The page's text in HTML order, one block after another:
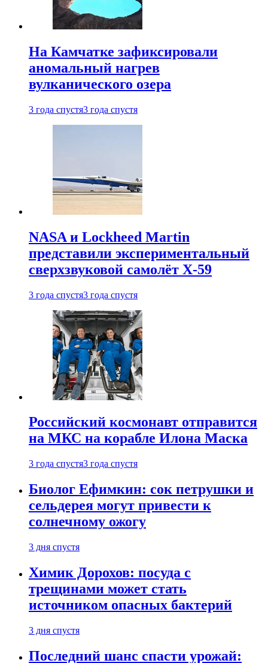
На Камчатке зафиксировали
аномальный нагрев
вулканического озера
3 года спустя3 года спустя
NASA и Lockheed Martin
представили экспериментальный
сверхзвуковой самолёт X-59
3 года спустя3 года спустя
Российский космонавт отправится
на МКС на корабле Илона Маска
3 года спустя3 года спустя
Биолог Ефимкин: сок петрушки и
сельдерея могут привести к
солнечному ожогу
3 дня спустя
Химик Дорохов: посуда с
трещинами может стать
источником опасных бактерий
3 дня спустя
Последний шанс спасти урожай: